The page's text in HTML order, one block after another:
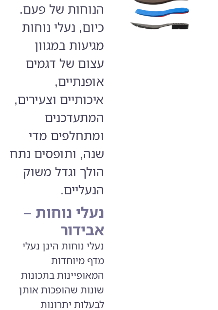
הנוחות של פעם.
כיום, נעלי נוחות
מגיעות במגוון
עצום של דגמים
אופנתיים,
איכותיים וצעירים,
המתעדכנים
ומתחלפים מדי
שנה, ותופסים נתח
הולך וגדל משוק
הנעליים.
נעלי נוחות –
אבידור
נעלי נוחות הינן נעלי
מדף מיוחדות
המאופיינות בתכונות
שונות שהופכות אותן
לבעלות יתרונות